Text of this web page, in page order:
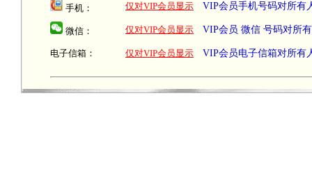
手机： 仅对VIP会员显示 VIP会员手机号码对所有
微信： 仅对VIP会员显示 VIP会员 微信 号码对所
电子信箱： 仅对VIP会员显示 VIP会员电子信箱对所有